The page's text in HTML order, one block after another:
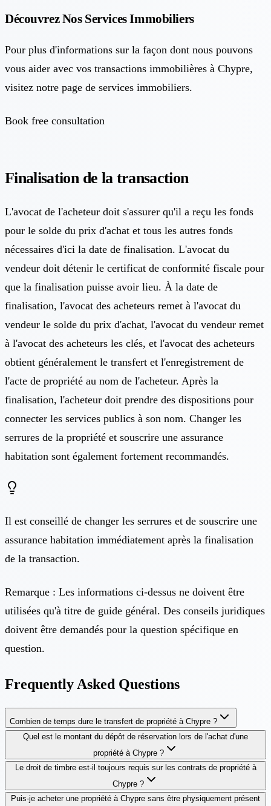
Découvrez Nos Services Immobiliers
Pour plus d'informations sur la façon dont nous pouvons
vous aider avec vos transactions immobilières à Chypre,
visitez notre page de services immobiliers.
Book free consultation
Finalisation de la transaction
L'avocat de l'acheteur doit s'assurer qu'il a reçu les fonds
pour le solde du prix d'achat et tous les autres fonds
nécessaires d'ici la date de finalisation. L'avocat du
vendeur doit détenir le certificat de conformité fiscale pour
que la finalisation puisse avoir lieu. À la date de
finalisation, l'avocat des acheteurs remet à l'avocat du
vendeur le solde du prix d'achat, l'avocat du vendeur remet
à l'avocat des acheteurs les clés, et l'avocat des acheteurs
obtient généralement le transfert et l'enregistrement de
l'acte de propriété au nom de l'acheteur. Après la
finalisation, l'acheteur doit prendre des dispositions pour
connecter les services publics à son nom. Changer les
serrures de la propriété et souscrire une assurance
habitation sont également fortement recommandés.
Il est conseillé de changer les serrures et de souscrire une
assurance habitation immédiatement après la finalisation
de la transaction.
Remarque : Les informations ci-dessus ne doivent être
utilisées qu'à titre de guide général. Des conseils juridiques
doivent être demandés pour la question spécifique en
question.
Frequently Asked Questions
Combien de temps dure le transfert de propriété à Chypre ?
Quel est le montant du dépôt de réservation lors de l'achat d'une
propriété à Chypre ?
Le droit de timbre est-il toujours requis sur les contrats de propriété à
Chypre ?
Puis-je acheter une propriété à Chypre sans être physiquement présent